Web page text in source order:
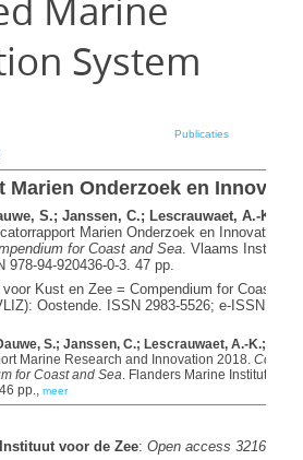
Marine
System
Publicaties
Onderzoek en Innovatie
S.; Janssen, C.; Lescrauwaet, A.-K.;
Marien Onderzoek en Innovatie
for Coast and Sea. Vlaams Instituut
978-94-920436-0-3. 47 pp.
voor Kust en Zee = Compendium for Coast
Oostende. ISSN 2983-5526; e-ISSN
S.; Janssen, C.; Lescrauwaet, A.-K.;
Marine Research and Innovation 2018.
for Coast and Sea. Flanders Marine Institute
pp., meer
voor de Zee: Open access 321637